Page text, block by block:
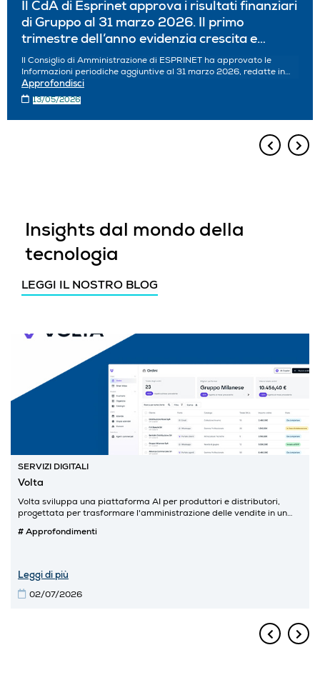
Il CdA di Esprinet approva i risultati finanziari
di Gruppo al 31 marzo 2026. Il primo
trimestre dell’anno evidenzia crescita e
capacita’ di generare stabilmente valore
Il Consiglio di Amministrazione di ESPRINET ha approvato le
Informazioni periodiche aggiuntive al 31 marzo 2026, redatte in
conformità con i principi contabili internazionali IFRS.
Approfondisci
13/05/2026
Insights dal mondo della
tecnologia
LEGGI IL NOSTRO BLOG
SERVIZI DIGITALI
Volta
Volta sviluppa una piattaforma AI per produttori e distributori,
progettata per trasformare l'amministrazione delle vendite in un
# Approfondimenti
Leggi di più
02/07/2026